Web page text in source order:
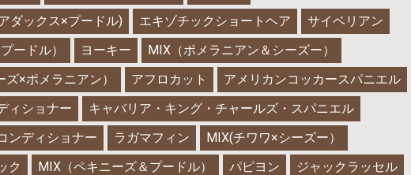
ダックス×プードル)
エキゾチックショートヘア
サイベリアン
ードル）
ヨーキー
MIX（ポメラニアン＆シーズー）
×ポメラニアン）
アフロカット
アメリカンコッカースパニエル
ィショナー
キャバリア・キング・チャールズ・スパニエル
ンディショナー
ラガマフィン
MIX(チワワ×シーズー）
ク
MIX（ペキニーズ＆プードル） パピヨン
ジャックラッセル